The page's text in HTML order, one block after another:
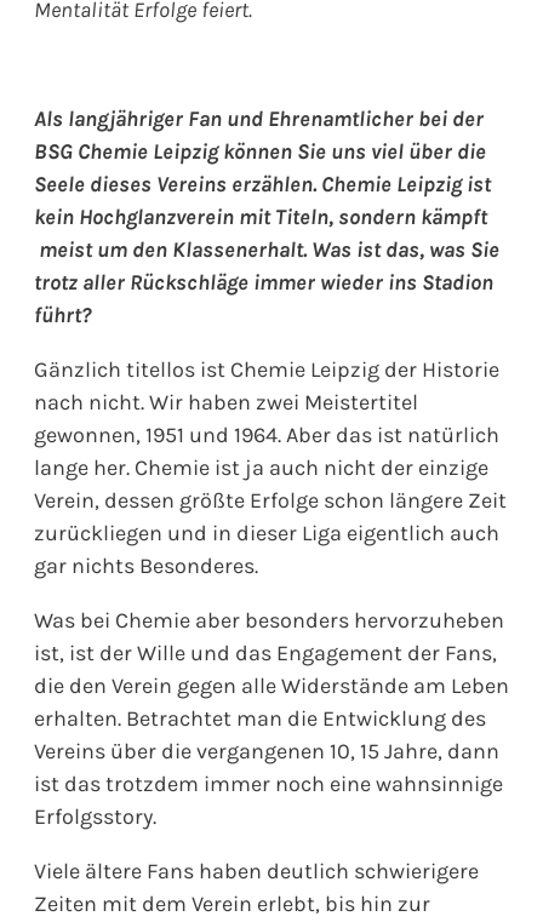
Mentalität Erfolge feiert.
Als langjähriger Fan und Ehrenamtlicher bei der
BSG Chemie Leipzig können Sie uns viel über die
Seele dieses Vereins erzählen. Chemie Leipzig ist
kein Hochglanzverein mit Titeln, sondern kämpft
meist um den Klassenerhalt. Was ist das, was Sie
trotz aller Rückschläge immer wieder ins Stadion
führt?
Gänzlich titellos ist Chemie Leipzig der Historie
nach nicht. Wir haben zwei Meistertitel
gewonnen, 1951 und 1964. Aber das ist natürlich
lange her. Chemie ist ja auch nicht der einzige
Verein, dessen größte Erfolge schon längere Zeit
zurückliegen und in dieser Liga eigentlich auch
gar nichts Besonderes.
Was bei Chemie aber besonders hervorzuheben
ist, ist der Wille und das Engagement der Fans,
die den Verein gegen alle Widerstände am Leben
erhalten. Betrachtet man die Entwicklung des
Vereins über die vergangenen 10, 15 Jahre, dann
ist das trotzdem immer noch eine wahnsinnige
Erfolgsstory.
Viele ältere Fans haben deutlich schwierigere
Zeiten mit dem Verein erlebt, bis hin zur